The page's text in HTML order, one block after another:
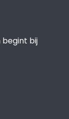
begint bij